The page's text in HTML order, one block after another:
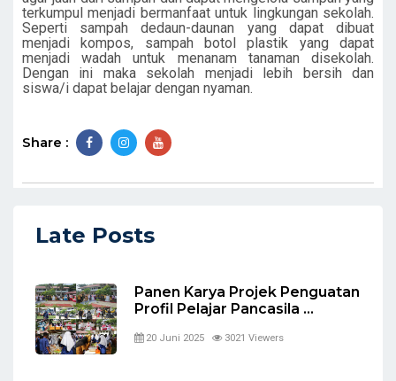
terkumpul menjadi bermanfaat untuk lingkungan sekolah.
Seperti sampah dedaun-daunan yang dapat dibuat
menjadi kompos, sampah botol plastik yang dapat
menjadi wadah untuk menanam tanaman disekolah.
Dengan ini maka sekolah menjadi lebih bersih dan
siswa/i dapat belajar dengan nyaman.
Share :
Late Posts
Panen Karya Projek Penguatan
Profil Pelajar Pancasila ...
20 Juni 2025 3021 Viewers